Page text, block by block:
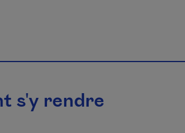
s'y rendre